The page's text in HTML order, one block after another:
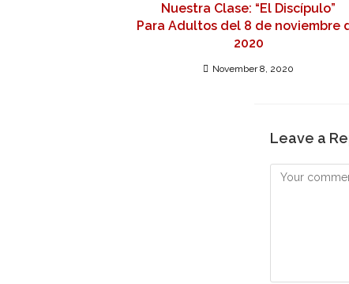
Nuestra Clase: “El Discípulo”
Para Adultos del 8 de noviembre
2020
November 8, 2020
Leave a